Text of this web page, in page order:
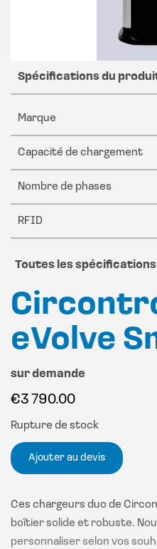
Spécifications du
Marque
Capacité de chargement
Nombre de phases
RFID
Toutes les spécifications
eVolve
sur demande
€3 790.00
Rupture de stock
Ajouter au devis
Ces chargeurs duo de
boîtier solide et robuste.
personnaliser selon vos